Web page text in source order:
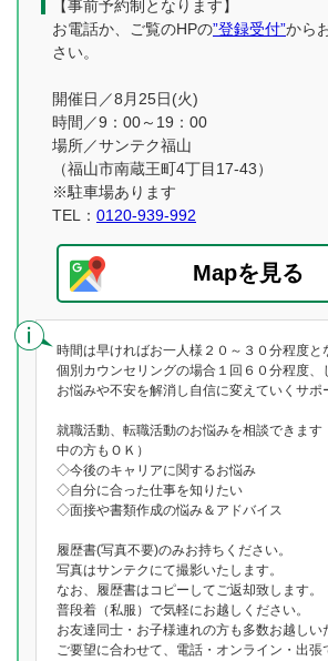
【事前予約制となります】
お電話か、ご覧のHPの”登録受付”から
さい。
開催日／8月25日(火)
時間／9：00～19：00
場所／サンテク福山
（福山市南蔵王町4丁目17-43）
※駐車場あります
TEL： 0120-939-992
Mapを見る
時間は早ければお一人様２０～３０分程度と
個別カウンセリングの場合１回６０分程度、
お悩みや不安を解消し自信に変えていくサポ
就職活動、転職活動のお悩みを相談できます
中の方もＯＫ）
◇今後のキャリアに関するお悩み
◇自分に合った仕事を知りたい
◇面接や書類作成の悩み＆アドバイス
履歴書(写真不要)のみお持ちください。
写真はサンテクにて撮影いたします。
なお、履歴書はコピーしてご返却致します。
普段着（私服）で気軽にお越しください。
お友達同士・お子様連れの方も多数お越しい
ご要望に合わせて、電話・オンライン・出張